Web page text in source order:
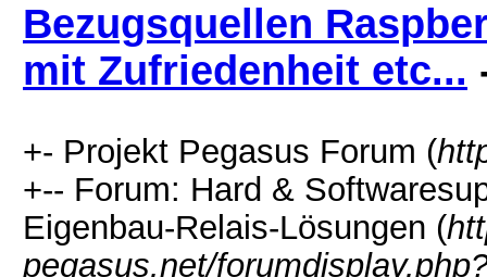
Bezugsquellen
mit Zufriedenheit etc...
+- Projekt Pegasus Forum (
+-- Forum: Hard &
Eigenbau-Relais-Lösungen (
pegasus.net/